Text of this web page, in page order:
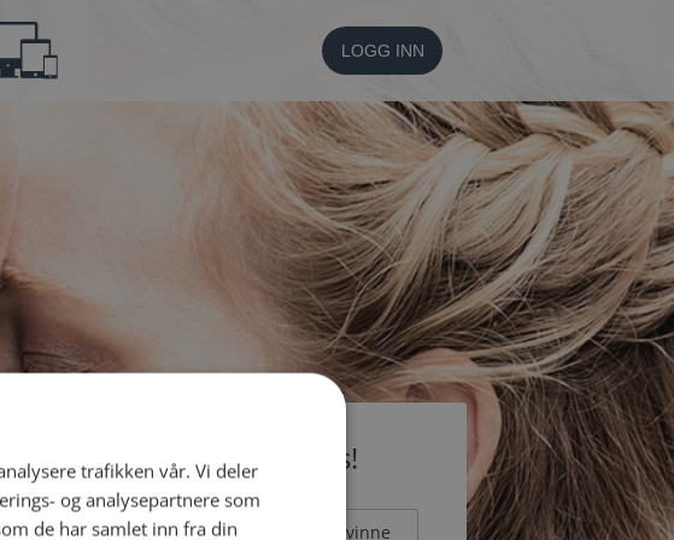
LOGG INN
Bli medlem gratis!
Jeg er en: Mann Kvinne
trafikken vår. Vi deler
og analysepartnere som
de har samlet inn fra din